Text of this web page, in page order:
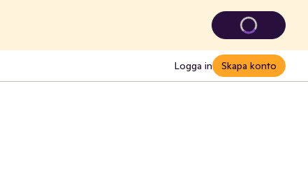
Logga in Skapa konto